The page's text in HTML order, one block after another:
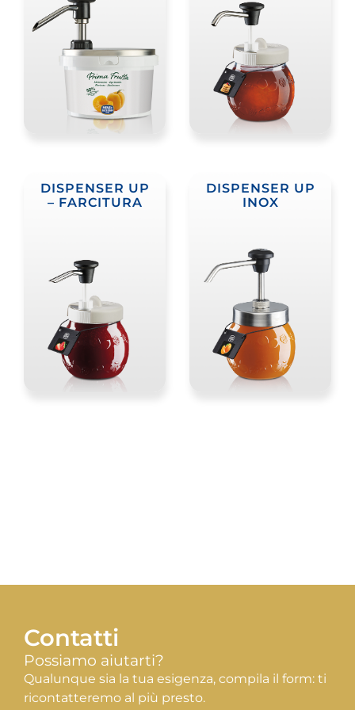
DISPENSER UP
– FARCITURA
DISPENSER UP
INOX
Contatti
Possiamo aiutarti?
Qualunque sia la tua esigenza, compila il form: ti
ricontatteremo al più presto.